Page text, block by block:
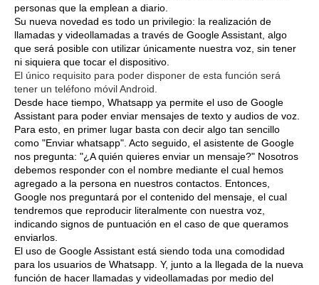
personas que la emplean a diario.
Su nueva novedad es todo un privilegio: la realización de
llamadas y videollamadas a través de Google Assistant, algo
que será posible con utilizar únicamente nuestra voz, sin tener
ni siquiera que tocar el dispositivo.
El único requisito para poder disponer de esta función será
tener un teléfono móvil Android.
Desde hace tiempo, Whatsapp ya permite el uso de Google
Assistant para poder enviar mensajes de texto y audios de voz.
Para esto, en primer lugar basta con decir algo tan sencillo
como "Enviar whatsapp". Acto seguido, el asistente de Google
nos pregunta: "¿A quién quieres enviar un mensaje?" Nosotros
debemos responder con el nombre mediante el cual hemos
agregado a la persona en nuestros contactos. Entonces,
Google nos preguntará por el contenido del mensaje, el cual
tendremos que reproducir literalmente con nuestra voz,
indicando signos de puntuación en el caso de que queramos
enviarlos.
El uso de Google Assistant está siendo toda una comodidad
para los usuarios de Whatsapp. Y, junto a la llegada de la nueva
función de hacer llamadas y videollamadas por medio del